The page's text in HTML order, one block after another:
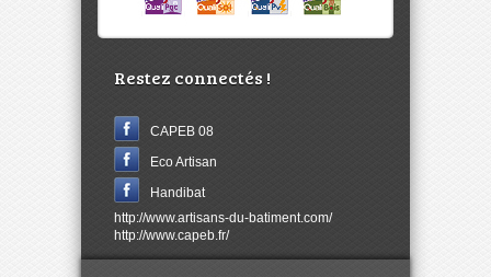
Restez connectés !
CAPEB 08
Eco Artisan
Handibat
http://www.artisans-du-batiment.com/
http://www.capeb.fr/